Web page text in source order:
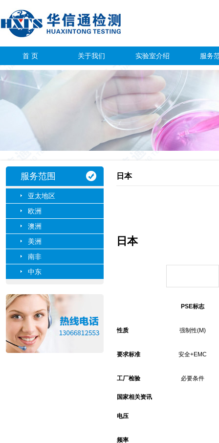
首 页 关于我们 实验室介绍 服务
服务范围
亚太地区
欧洲
澳洲
美洲
南非
中东
日本
日本
PSE标志
性质 强制性(M)
要求标准 安全+EMC
工厂检验 必要条件
国家相关资讯
电压
频率